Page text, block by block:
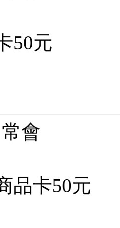
50元
會
品卡50元